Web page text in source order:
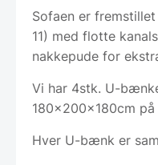
Sofaen er
11) med flotte
nakkepude for
Vi har 4stk. U-
180x200x180cm
Hver U-bænk er